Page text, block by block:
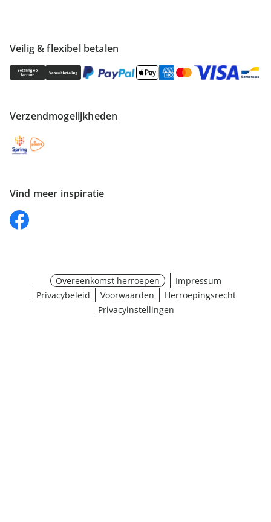
Veilig & flexibel betalen
Verzendmogelijkheden
Vind meer inspiratie
Overeenkomst herroepen
Impressum
Privacybeleid
Voorwaarden
Herroepingsrecht
Privacyinstellingen